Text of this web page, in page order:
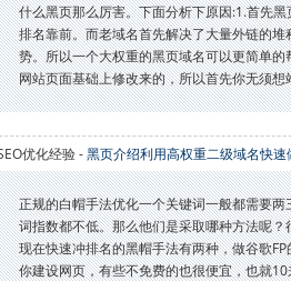
什么黑页那么厉害。下面分析下原因:1.首先
排名靠前。而老域名首先解决了大量外链的
势。所以一个大权重的黑页域名可以更简单
网站页面基础上修改来的，所以首先你无须
优化经验 -黑页介绍利用高权重二级域名快速
正规的白帽手法优化一个关键词一般都需要
词指数都不低。那么他们是采取哪种方法呢
现在快速冲排名的黑帽手法有两种，做谷
你建设网页，有些不免费的也很便宜，也就